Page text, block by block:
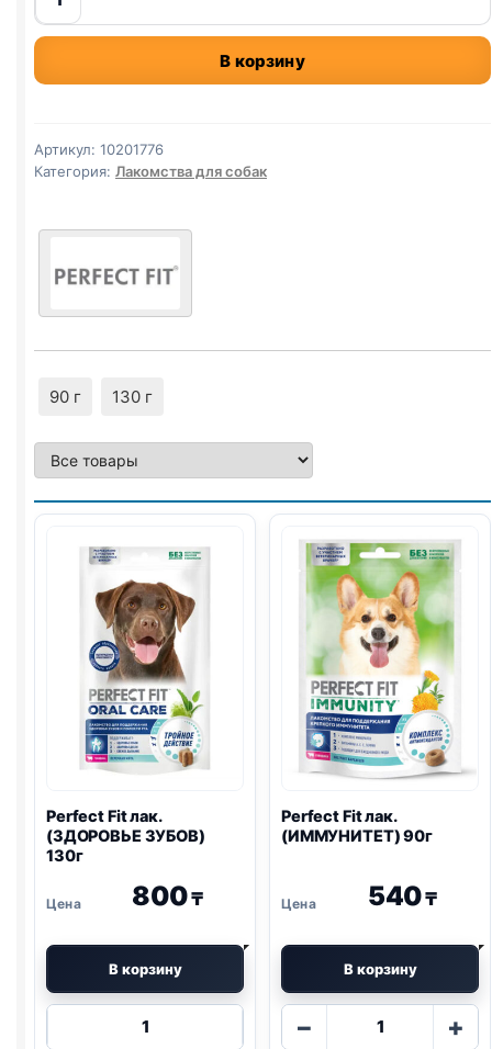
товара
Perfect
лак.
СУСТАВОВ)
130г
В корзину
Артикул: 10201776
Категория: Лакомства для собак
90 г 130 г
Perfect Fit лак.
(ЗДОРОВЬЕ ЗУБОВ)
130г
800₸
В корзину
Количество
Perfect Fit лак.
(ИММУНИТЕТ) 90г
540₸
В корзину
−
Количество
+